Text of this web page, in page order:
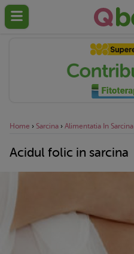
Home › Sarcina › Alimentatia In Sarcina
Acidul folic in sarcina